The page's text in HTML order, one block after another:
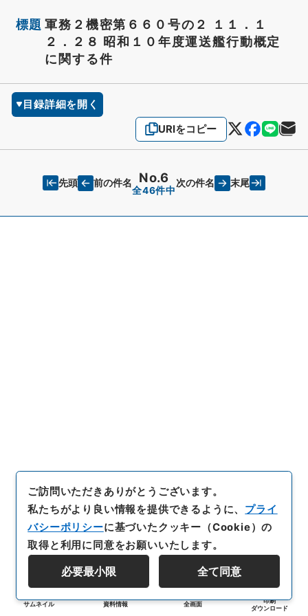
標題 軍務２機密第６６０号の２ １１．１
２．２８ 昭和１０年度運送艦行動概定
に関する件
目録詳細を開く
URIをコピー
先頭 前の件名 No.6
全46件中
次の件名 末尾
サムネイル 資料情報 全画面
印刷
ダウンロード
ご訪問いただきありがとうございます。
私たちがより良い情報を提供できるように、 プライ
バシーポリシーに基づいたクッキー（Cookie）の
取得と利用に同意をお願いいたします。
必要最小限 全て同意